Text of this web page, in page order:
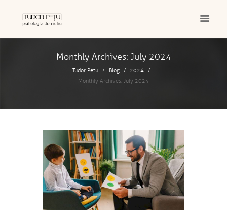
Monthly Archives: July 2024
Tudor Petu Blog
2024
Monthly Archives: July 2024